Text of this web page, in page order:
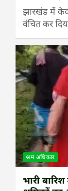
झारखंड में
वंचित कर
श्रम अधिकार
भारी